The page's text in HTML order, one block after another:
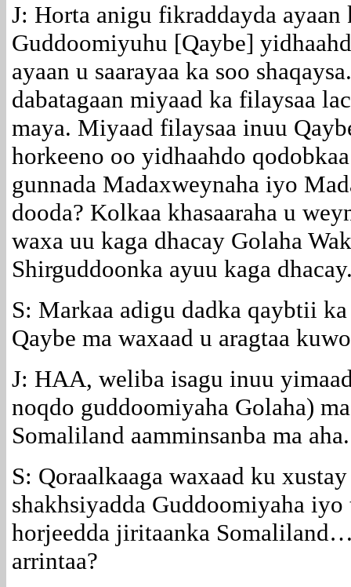
J: Horta anigu fikraddayda
Guddoomiyuhu [Qaybe]
ayaan u saarayaa ka soo
dabatagaan miyaad ka filaysaa
maya. Miyaad filaysaa inuu
horkeeno oo yidhaahdo
gunnada Madaxweynaha iyo
dooda? Kolkaa khasaaraha u
waxa uu kaga dhacay Golaha
Shirguddoonka ayuu kaga
S: Markaa adigu dadka qaybtii
Qaybe ma waxaad u aragtaa
J: HAA, weliba isagu inuu
noqdo guddoomiyaha Golaha)
Somaliland aamminsanba ma aha.
S: Qoraalkaaga waxaad ku
shakhsiyadda Guddoomiyaha
horjeedda jiritaanka
arrintaa?